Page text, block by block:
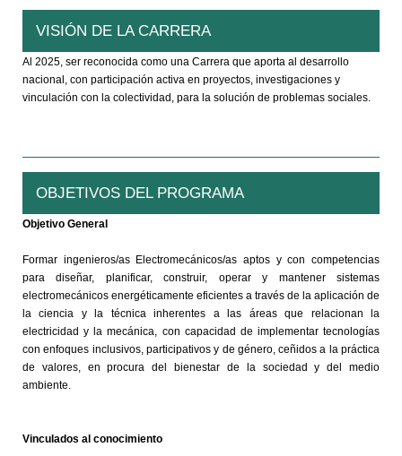
VISIÓN DE LA CARRERA
Al 2025, ser reconocida como una Carrera que aporta al desarrollo
nacional, con participación activa en proyectos, investigaciones y
vinculación con la colectividad, para la solución de problemas sociales.
OBJETIVOS DEL PROGRAMA
Objetivo General
Formar ingenieros/as Electromecánicos/as aptos y con competencias
para diseñar, planificar, construir, operar y mantener sistemas
electromecánicos energéticamente eficientes a través de la aplicación de
la ciencia y la técnica inherentes a las áreas que relacionan la
electricidad y la mecánica, con capacidad de implementar tecnologías
con enfoques inclusivos, participativos y de género, ceñidos a la práctica
de valores, en procura del bienestar de la sociedad y del medio
ambiente.
Vinculados al conocimiento